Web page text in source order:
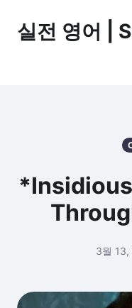
실전 영어 |
3월